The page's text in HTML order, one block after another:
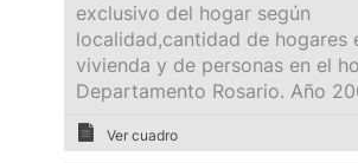
exclusivo del hogar según
localidad,cantidad de hogares
vivienda y de personas en el
Departamento Rosario. Año
Ver cuadro